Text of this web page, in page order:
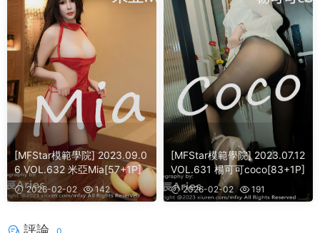
[MFStar模範學院] 2023.09.0
6 VOL.632 米亞Mia[57+1P]
2026-02-02 142
[MFStar模範學院] 2023.07.12
VOL.631 楊可可coco[83+1P]
2026-02-02 191
評論